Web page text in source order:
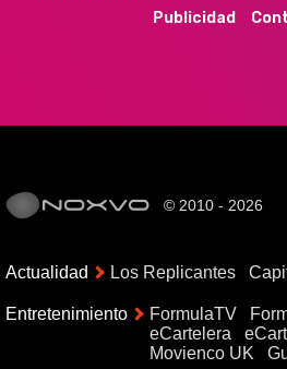
Publicidad
© 2010 - 2026
Actualidad Los Replicantes
Entretenimiento FormulaTV
eCartelera
Movienco UK